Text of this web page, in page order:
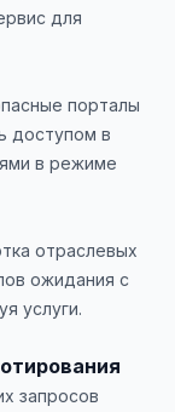
для
порталы
доступом в
в режиме
отраслевых
ожидания с
услуги.
запросов